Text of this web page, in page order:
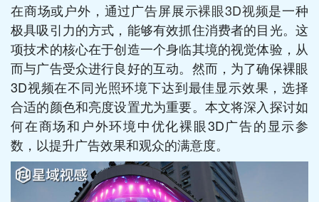
在商场或户外，通过广告屏展示裸眼3D视频是一种
极具吸引力的方式，能够有效抓住消费者的目光。这
项技术的核心在于创造一个身临其境的视觉体验，从
而与广告受众进行良好的互动。然而，为了确保裸眼
3D视频在不同光照环境下达到最佳显示效果，选择
合适的颜色和亮度设置尤为重要。本文将深入探讨如
何在商场和户外环境中优化裸眼3D广告的显示参
数，以提升广告效果和观众的满意度。